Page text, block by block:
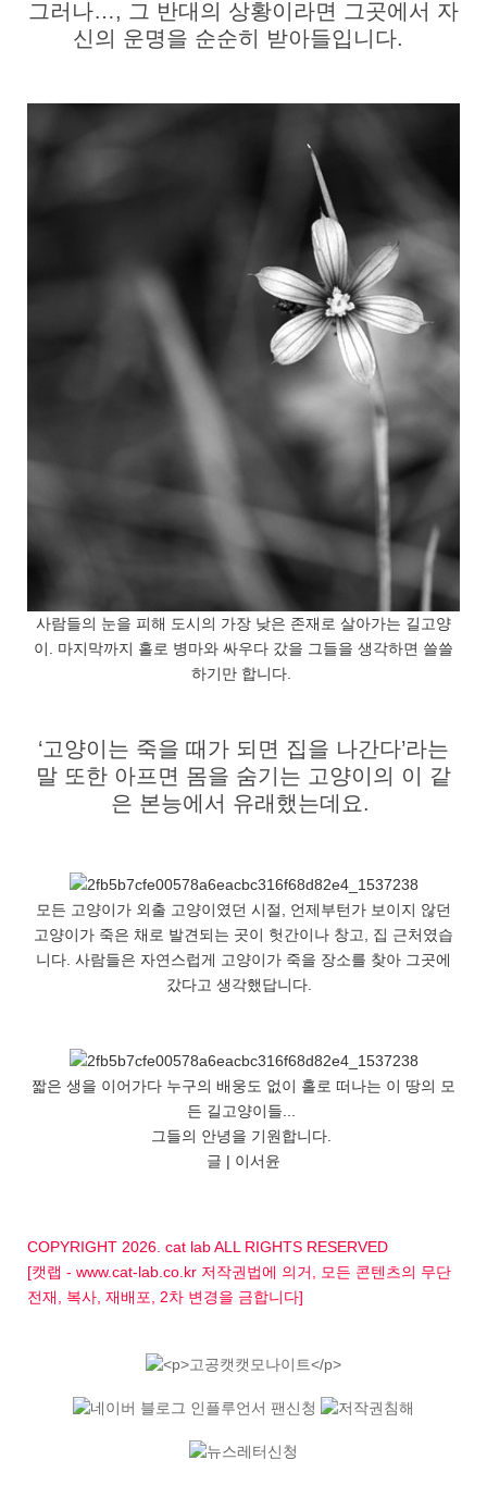
그러나…, 그 반대의 상황이라면 그곳에서 자
신의 운명을 순순히 받아들입니다.
사람들의 눈을 피해 도시의 가장 낮은 존재로 살아가는 길고양
이. 마지막까지 홀로 병마와 싸우다 갔을 그들을 생각하면 쓸쓸
하기만 합니다.
‘고양이는 죽을 때가 되면 집을 나간다’라는
말 또한 아프면 몸을 숨기는 고양이의 이 같
은 본능에서 유래했는데요.
모든 고양이가 외출 고양이였던 시절, 언제부턴가 보이지 않던
고양이가 죽은 채로 발견되는 곳이 헛간이나 창고, 집 근처였습
니다. 사람들은 자연스럽게 고양이가 죽을 장소를 찾아 그곳에
갔다고 생각했답니다.
짧은 생을 이어가다 누구의 배웅도 없이 홀로 떠나는 이 땅의 모
든 길고양이들...
그들의 안녕을 기원합니다.
글 | 이서윤
COPYRIGHT 2026. cat lab ALL RIGHTS RESERVED
[캣랩 - www.cat-lab.co.kr 저작권법에 의거, 모든 콘텐츠의 무단
전재, 복사, 재배포, 2차 변경을 금합니다]